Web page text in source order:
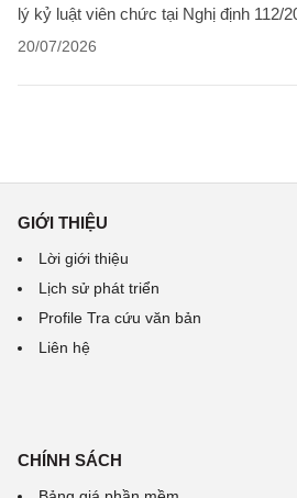
lý kỷ luật viên chức tại Nghị định
20/07/2026
GIỚI THIỆU
Lời giới thiệu
Lịch sử phát triển
Profile Tra cứu văn bản
Liên hệ
CHÍNH SÁCH